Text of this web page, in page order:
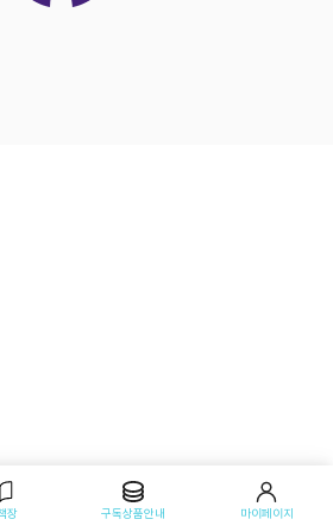
장 구독상품안내 마이페이지